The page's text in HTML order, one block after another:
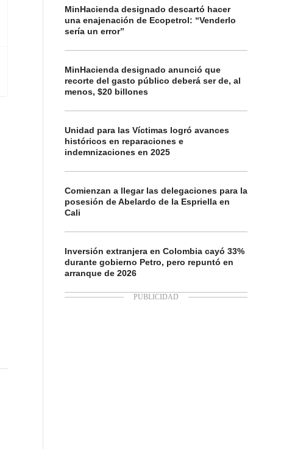
MinHacienda designado descartó hacer
una enajenación de Ecopetrol: “Venderlo
sería un error”
MinHacienda designado anunció que
recorte del gasto público deberá ser de, al
menos, $20 billones
Unidad para las Víctimas logró avances
históricos en reparaciones e
indemnizaciones en 2025
Comienzan a llegar las delegaciones para la
posesión de Abelardo de la Espriella en
Cali
Inversión extranjera en Colombia cayó 33%
durante gobierno Petro, pero repuntó en
arranque de 2026